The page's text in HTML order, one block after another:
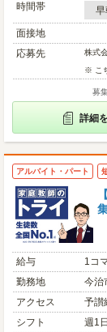
時間帯
早
面接地
応募先
株式
※ こ
募
詳細
アルバイト・パート
給与
1コ
勤務地
今治
アクセス
予讃
シフト
週1